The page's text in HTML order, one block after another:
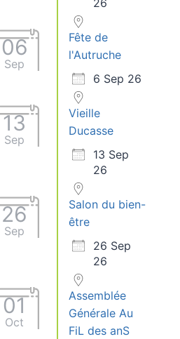
26
06
Sep
Fête de
l'Autruche
6 Sep 26
13
Sep
Vieille
Ducasse
13 Sep
26
26
Sep
Salon du bien-
être
26 Sep
26
01
Oct
Assemblée
Générale Au
FiL des anS